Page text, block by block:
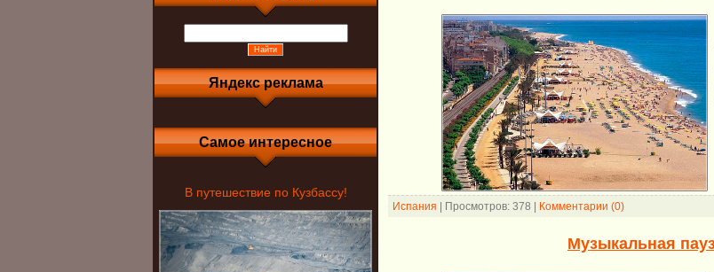
Яндекс реклама
Самое интересное
В путешествие по Кузбассу!
Испания Просмотров: 378 Комментарии (0)
Музыкальная